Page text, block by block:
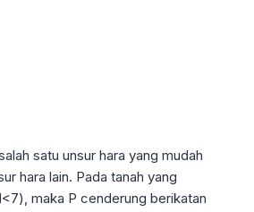
satu unsur hara yang mudah
hara lain. Pada tanah yang
maka P cenderung berikatan